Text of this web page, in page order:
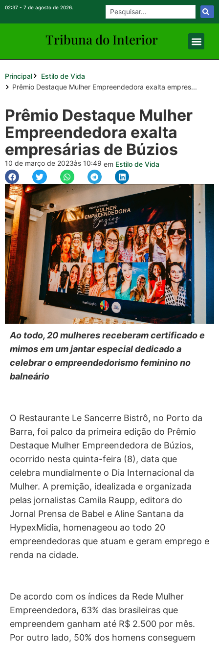
02:37 - 7 de agosto de 2026.
Tribuna do Interior
Principal
Estilo de Vida
Prêmio Destaque Mulher Empreendedora exalta empres...
Prêmio Destaque Mulher
Empreendedora exalta
empresárias de Búzios
10 de março de 2023às 10:49 em Estilo de Vida
Ao todo, 20 mulheres receberam certificado e
mimos em um jantar especial dedicado a
celebrar o empreendedorismo feminino no
balneário
O Restaurante Le Sancerre Bistrô, no Porto da
Barra, foi palco da primeira edição do Prêmio
Destaque Mulher Empreendedora de Búzios,
ocorrido nesta quinta-feira (8), data que
celebra mundialmente o Dia Internacional da
Mulher. A premição, idealizada e organizada
pelas jornalistas Camila Raupp, editora do
Jornal Prensa de Babel e Aline Santana da
HypexMidia, homenageou ao todo 20
empreendedoras que atuam e geram emprego e
renda na cidade.
De acordo com os índices da Rede Mulher
Empreendedora, 63% das brasileiras que
empreendem ganham até R$ 2.500 por mês.
Por outro lado, 50% dos homens conseguem